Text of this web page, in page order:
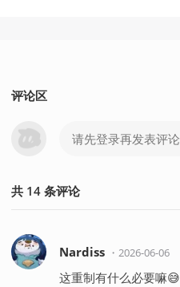
评论区
共 14条评论
Nardiss ・ 2026-06-06
这重制有什么必要嘛😅